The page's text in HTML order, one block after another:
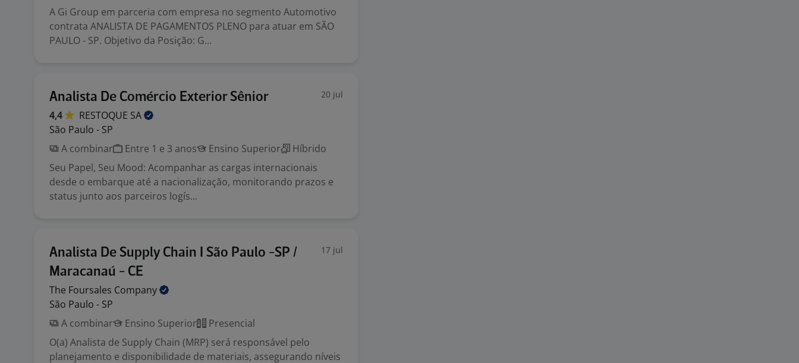
A Gi Group em parceria com empresa no segmento Automotivo
contrata ANALISTA DE PAGAMENTOS PLENO para atuar em SÃO
PAULO - SP. Objetivo da Posição: G...
Analista De Comércio Exterior Sênior 20 jul
4,4 RESTOQUE SA
São Paulo - SP
A combinar
Entre 1 e 3 anos Ensino Superior
Híbrido
Seu Papel, Seu Mood: Acompanhar as cargas internacionais
desde o embarque até a nacionalização, monitorando prazos e
status junto aos parceiros logís...
Analista De Supply Chain I São Paulo -SP /
Maracanaú - CE
17 jul
The Foursales Company
São Paulo - SP
A combinar
Ensino Superior
Presencial
O(a) Analista de Supply Chain (MRP) será responsável pelo
planejamento e disponibilidade de materiais, assegurando níveis